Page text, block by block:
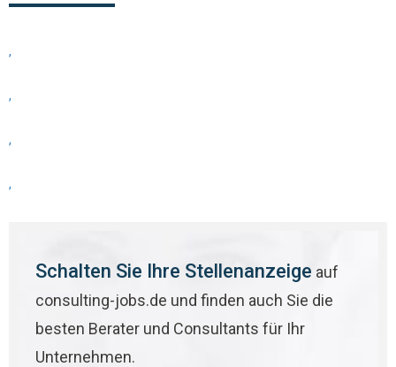
,
,
,
,
Schalten Sie Ihre Stellenanzeige auf
consulting-jobs.de und finden auch Sie die
besten Berater und Consultants für Ihr
Unternehmen.